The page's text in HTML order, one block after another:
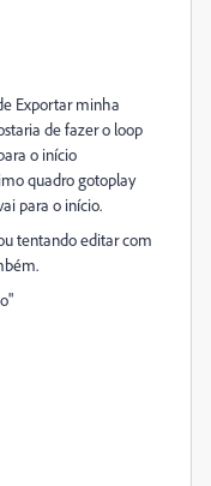
Exportar minha
de fazer o loop
o início
quadro gotoplay
para o início.
tentando editar com